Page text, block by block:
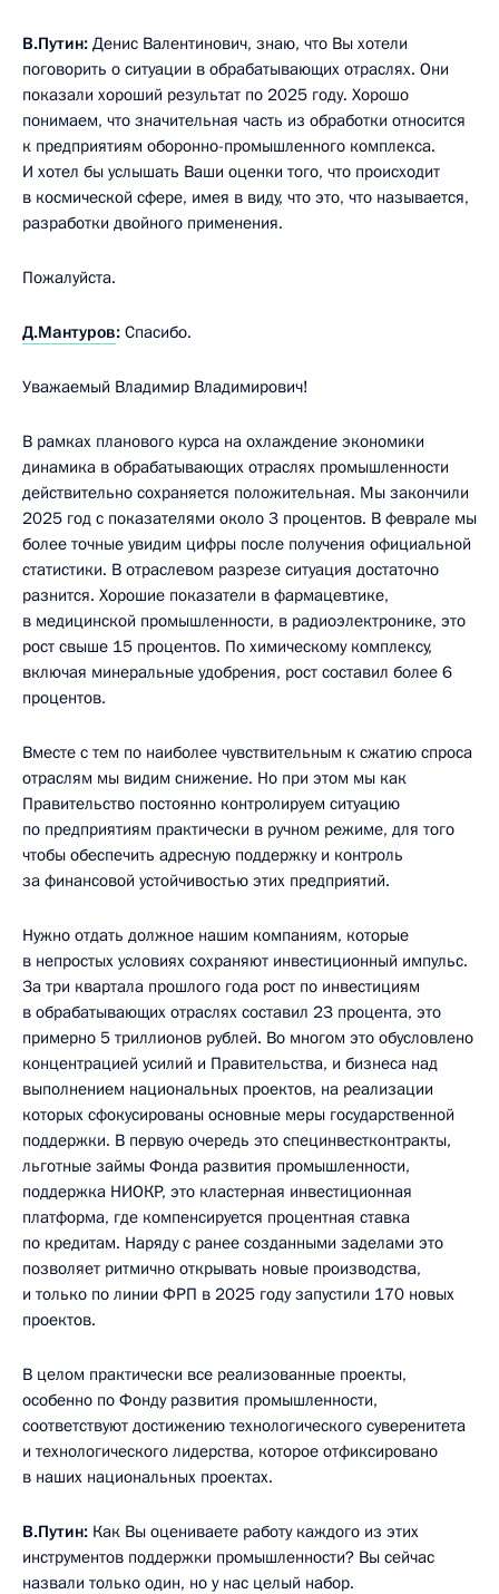
В.Путин: Денис Валентинович, знаю, что Вы хотели
поговорить о ситуации в обрабатывающих отраслях. Они
показали хороший результат по 2025 году. Хорошо
понимаем, что значительная часть из обработки относится
к предприятиям оборонно-промышленного комплекса.
И хотел бы услышать Ваши оценки того, что происходит
в космической сфере, имея в виду, что это, что называется,
разработки двойного применения.
Пожалуйста.
Д.Мантуров: Спасибо.
Уважаемый Владимир Владимирович!
В рамках планового курса на охлаждение экономики
динамика в обрабатывающих отраслях промышленности
действительно сохраняется положительная. Мы закончили
2025 год с показателями около 3 процентов. В феврале мы
более точные увидим цифры после получения официальной
статистики. В отраслевом разрезе ситуация достаточно
разнится. Хорошие показатели в фармацевтике,
в медицинской промышленности, в радиоэлектронике, это
рост свыше 15 процентов. По химическому комплексу,
включая минеральные удобрения, рост составил более 6
процентов.
Вместе с тем по наиболее чувствительным к сжатию спроса
отраслям мы видим снижение. Но при этом мы как
Правительство постоянно контролируем ситуацию
по предприятиям практически в ручном режиме, для того
чтобы обеспечить адресную поддержку и контроль
за финансовой устойчивостью этих предприятий.
Нужно отдать должное нашим компаниям, которые
в непростых условиях сохраняют инвестиционный импульс.
За три квартала прошлого года рост по инвестициям
в обрабатывающих отраслях составил 23 процента, это
примерно 5 триллионов рублей. Во многом это обусловлено
концентрацией усилий и Правительства, и бизнеса над
выполнением национальных проектов, на реализации
которых сфокусированы основные меры государственной
поддержки. В первую очередь это специнвестконтракты,
льготные займы Фонда развития промышленности,
поддержка НИОКР, это кластерная инвестиционная
платформа, где компенсируется процентная ставка
по кредитам. Наряду с ранее созданными заделами это
позволяет ритмично открывать новые производства,
и только по линии ФРП в 2025 году запустили 170 новых
проектов.
В целом практически все реализованные проекты,
особенно по Фонду развития промышленности,
соответствуют достижению технологического суверенитета
и технологического лидерства, которое отфиксировано
в наших национальных проектах.
В.Путин: Как Вы оцениваете работу каждого из этих
инструментов поддержки промышленности? Вы сейчас
назвали только один, но у нас целый набор.